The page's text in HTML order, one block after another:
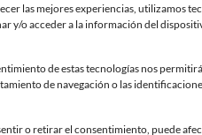
las mejores experiencias, utilizamos
y/o acceder a la información del
de estas tecnologías nos
de navegación o las
o retirar el consentimiento, puede